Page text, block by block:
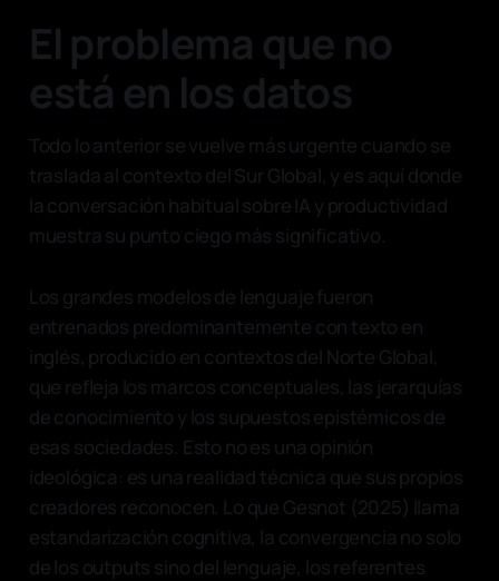
El problema que no
está en los datos
Todo lo anterior se vuelve más urgente cuando se
traslada al contexto del Sur Global, y es aquí donde
la conversación habitual sobre IA y productividad
muestra su punto ciego más significativo.
Los grandes modelos de lenguaje fueron
entrenados predominantemente con texto en
inglés, producido en contextos del Norte Global,
que refleja los marcos conceptuales, las jerarquías
de conocimiento y los supuestos epistémicos de
esas sociedades. Esto no es una opinión
ideológica: es una realidad técnica que sus propios
creadores reconocen. Lo que Gesnot (2025) llama
estandarización cognitiva, la convergencia no solo
de los outputs sino del lenguaje, los referentes